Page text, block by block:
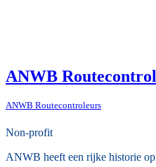
ANWB
ANWB Routecontroleurs
Non-profit
ANWB heeft een rijke historie op